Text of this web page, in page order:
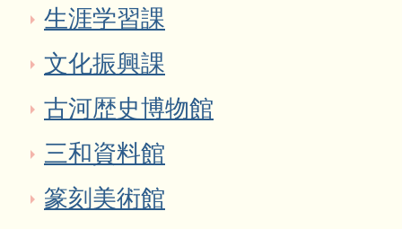
生涯学習課
文化振興課
古河歴史博物館
三和資料館
篆刻美術館